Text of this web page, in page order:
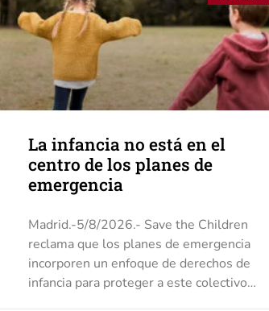
La infancia no está en el
centro de los planes de
emergencia
Madrid.-5/8/2026.- Save the Children
reclama que los planes de emergencia
incorporen un enfoque de derechos de
infancia para proteger a este colectivo